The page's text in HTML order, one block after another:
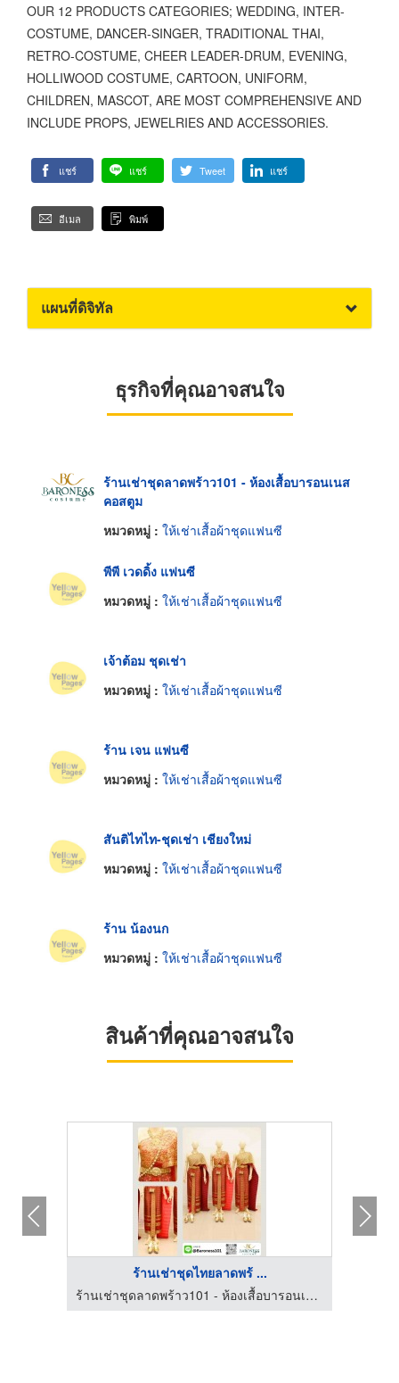
OUR 12 PRODUCTS CATEGORIES; WEDDING, INTER-
COSTUME, DANCER-SINGER, TRADITIONAL THAI,
RETRO-COSTUME, CHEER LEADER-DRUM, EVENING,
HOLLIWOOD COSTUME, CARTOON, UNIFORM,
CHILDREN, MASCOT, ARE MOST COMPREHENSIVE AND
INCLUDE PROPS, JEWELRIES AND ACCESSORIES.
แชร์ แชร์ Tweet แชร์
อีเมล พิมพ์
แผนที่ดิจิทัล
ธุรกิจที่คุณอาจสนใจ
ร้านเช่าชุดลาดพร้าว101 - ห้องเสื้อบารอนเนส
คอสตูม
หมวดหมู่ : ให้เช่าเสื้อผ้าชุดแฟนซี
พีพี เวดดิ้ง แฟนซี
หมวดหมู่ : ให้เช่าเสื้อผ้าชุดแฟนซี
เจ้าต้อม ชุดเช่า
หมวดหมู่ : ให้เช่าเสื้อผ้าชุดแฟนซี
ร้าน เจน แฟนซี
หมวดหมู่ : ให้เช่าเสื้อผ้าชุดแฟนซี
สันติไทไท-ชุดเช่า เชียงใหม่
หมวดหมู่ : ให้เช่าเสื้อผ้าชุดแฟนซี
ร้าน น้องนก
หมวดหมู่ : ให้เช่าเสื้อผ้าชุดแฟนซี
สินค้าที่คุณอาจสนใจ
ร้านเช่าชุดไทยลาดพร้ ...
ร้านเช่าชุดลาดพร้าว101 - ห้องเสื้อบารอนเนส คอสตูม